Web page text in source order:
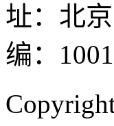
址：北
编：